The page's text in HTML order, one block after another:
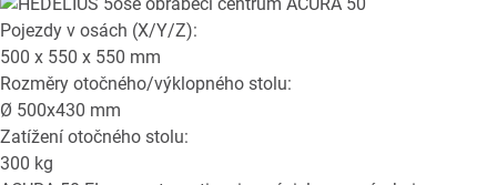
Pojezdy v osách (X/Y/Z):
500 x 550 x 550 mm
Rozměry otočného/výklopného stolu:
Ø 500x430 mm
Zatížení otočného stolu:
300 kg